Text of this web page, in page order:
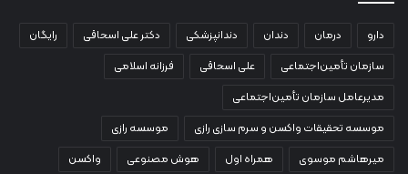
دارو درمان دندان دندانپزشکی دکتر علی اسحاقی
رایگان
سازمان تأمین‌اجتماعی
علی اسحاقی
فرزانه اسلامی
مدیرعامل سازمان تأمین‌اجتماعی
موسسه تحقیقات واکسن و سرم سازی رازی
موسسه رازی
میرهاشم موسوی
همراه اول هوش مصنوعی
واکسن